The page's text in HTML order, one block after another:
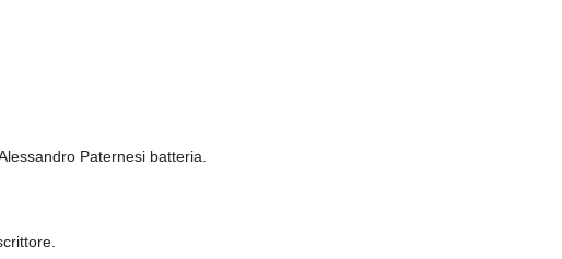
Paternesi batteria.